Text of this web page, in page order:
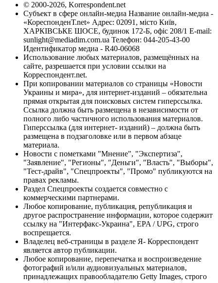
© 2000-2026, Korrespondent.net
Субъект в сфере онлайн-медиа Название онлайн-медиа -
«КореспонденТ.net» Адрес: 02091, місто Київ,
ХАРКІВСЬКЕ ШОСЕ, будинок 172-Б, офіс 208/1 E-mail:
sunlight@mediadim.com.ua Телефон: 044-205-43-00
Идентификатор медиа - R40-06068
Использование любых материалов, размещённых на
сайте, разрешается при условии ссылки на
Корреспондент.net.
При копировании материалов со страницы «Новости
Украины и мира», для интернет-изданий – обязательна
прямая открытая для поисковых систем гиперссылка.
Ссылка должна быть размещена в независимости от
полного либо частичного использования материалов.
Гиперссылка (для интернет- изданий) – должна быть
размещена в подзаголовке или в первом абзаце
материала.
Новости с пометками "Мнение", "Экспертиза",
"Заявление", "Регионы", "Деньги", "Власть", "Выборы",
"Тест-драйв", "Спецпроекты", "Промо" публикуются на
правах рекламы.
Раздел Спецпроекты создается совместно с
коммерческими партнерами.
Любое копирование, публикация, републикация и
другое распространение информации, которое содержит
ссылку на "Интерфакс-Украина", EPA / UPG, строго
воспрещается.
Владелец веб-страницы в разделе Я- Корреспондент
является автор публикации.
Любое копирование, перепечатка и воспроизведение
фотографий и/или аудиовизуальных материалов,
принадлежащих правообладателю Getty Images, строго